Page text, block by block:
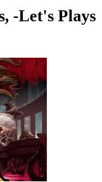
-Let's Plays